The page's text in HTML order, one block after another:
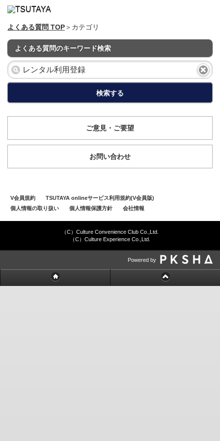
よくある質問 TOP＞カテゴリ
よくある質問のキーワード検索
検索する
ご意見・ご要望
お問い合わせ
V会員規約
TSUTAYA onlineサービス利用規約(V会員版)
個人情報の取り扱い
個人情報保護方針 会社情報
（C）Culture Convenience Club Co.,Ltd.
（C）Culture Experience Co.,Ltd.
Powered by